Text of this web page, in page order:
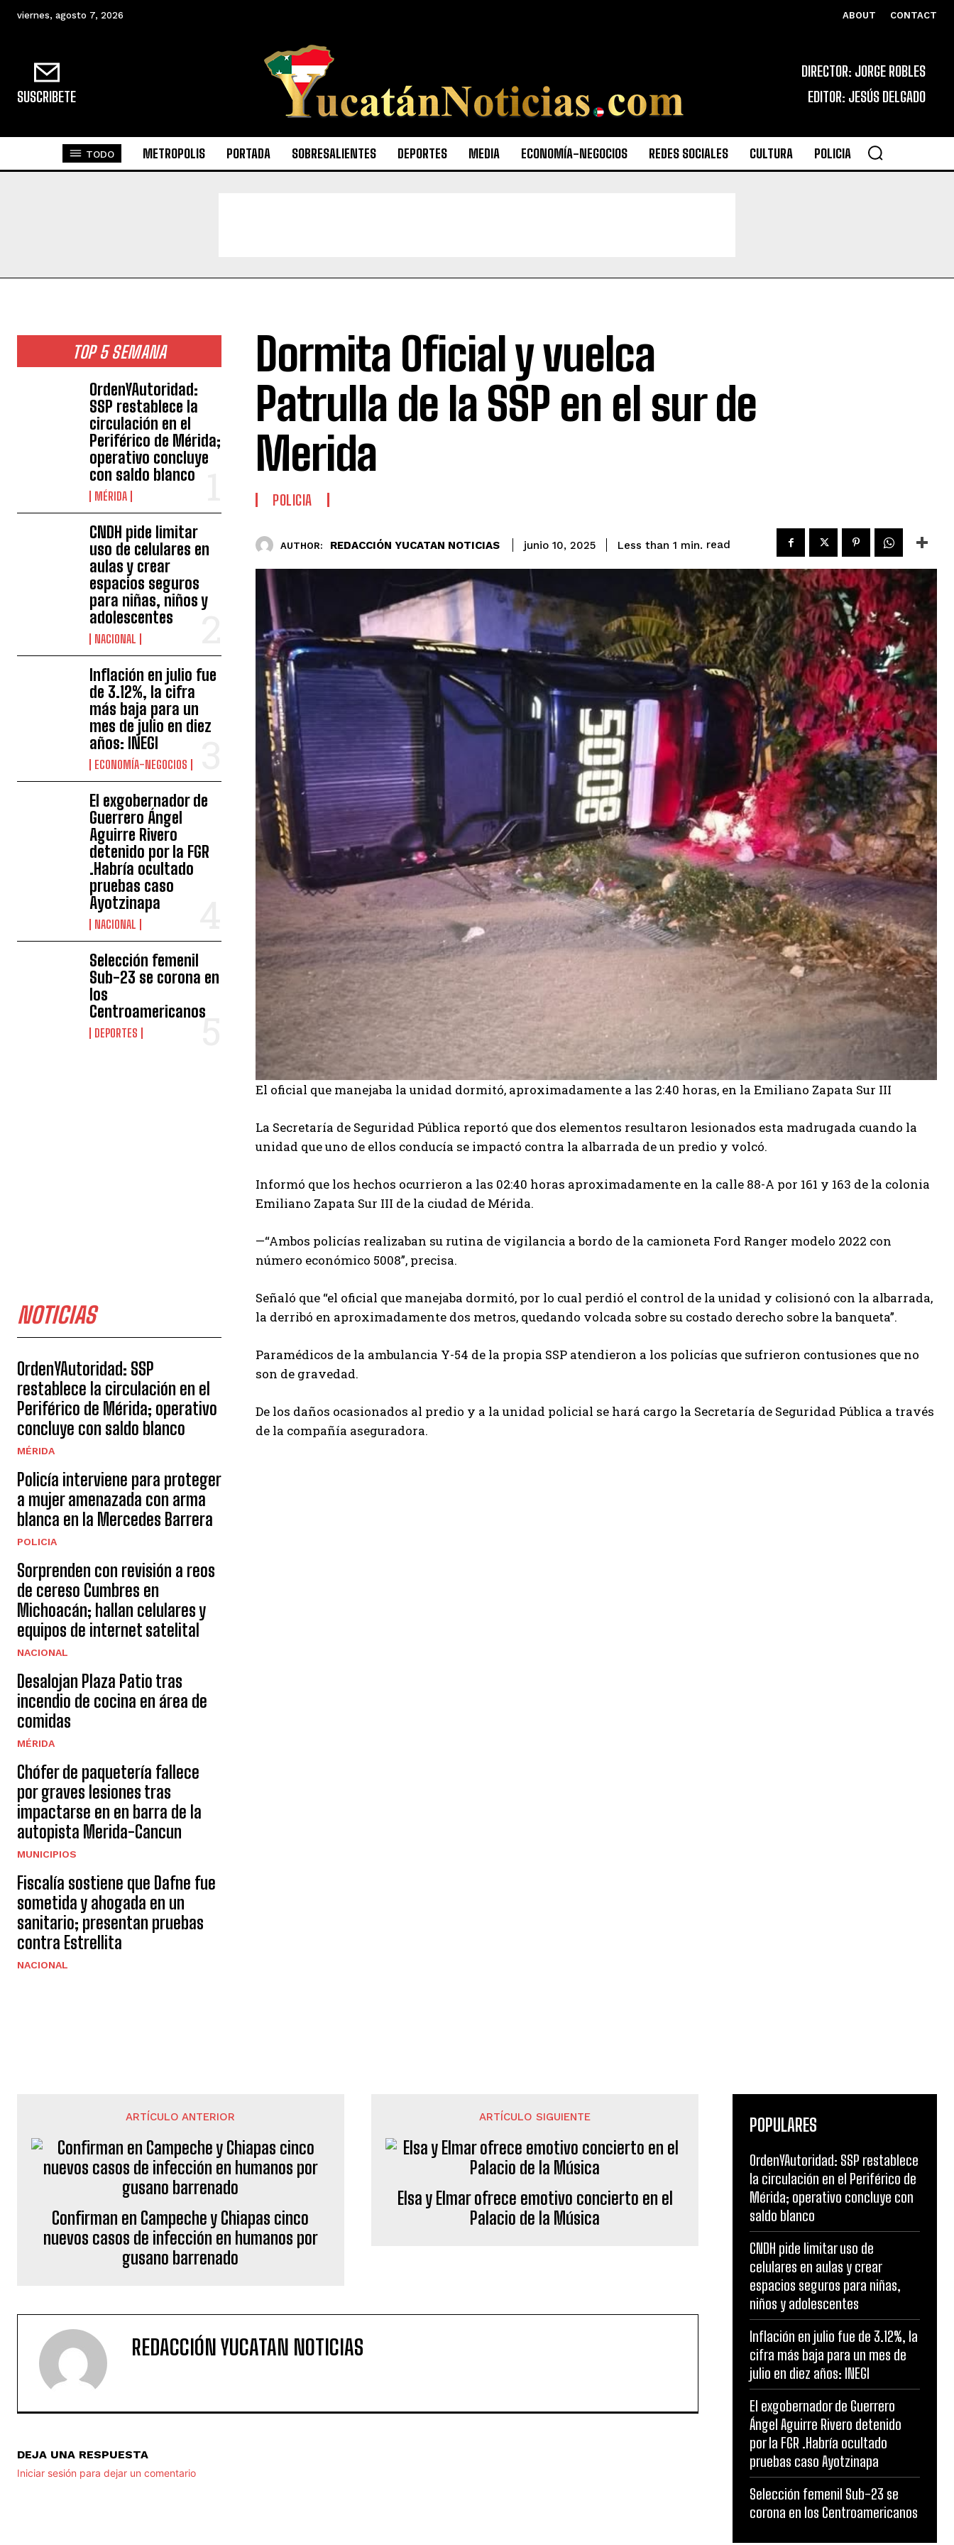
viernes, agosto 7, 2026 ABOUT CONTACT
SUSCRIBETE
DIRECTOR: JORGE ROBLES
EDITOR: JESÚS DELGADO
TODO METROPOLIS PORTADA SOBRESALIENTES DEPORTES MEDIA ECONOMÍA-NEGOCIOS REDES SOCIALES CULTURA POLICIA
TOP 5 SEMANA
OrdenYAutoridad:
SSP restablece la
circulación en el
Periférico de Mérida;
operativo concluye
con saldo blanco
MÉRIDA
CNDH pide limitar
uso de celulares en
aulas y crear
espacios seguros
para niñas, niños y
adolescentes
NACIONAL
Inflación en julio fue
de 3.12%, la cifra
más baja para un
mes de julio en diez
años: INEGI
ECONOMÍA-NEGOCIOS
El exgobernador de
Guerrero Ángel
Aguirre Rivero
detenido por la FGR
.Habría ocultado
pruebas caso
Ayotzinapa
NACIONAL
Selección femenil
Sub-23 se corona en
los
Centroamericanos
DEPORTES
NOTICIAS
OrdenYAutoridad: SSP
restablece la circulación en el
Periférico de Mérida; operativo
concluye con saldo blanco
MÉRIDA
Policía interviene para proteger
a mujer amenazada con arma
blanca en la Mercedes Barrera
POLICIA
Sorprenden con revisión a reos
de cereso Cumbres en
Michoacán; hallan celulares y
equipos de internet satelital
NACIONAL
Desalojan Plaza Patio tras
incendio de cocina en área de
comidas
MÉRIDA
Chófer de paquetería fallece
por graves lesiones tras
impactarse en en barra de la
autopista Merida-Cancun
MUNICIPIOS
Fiscalía sostiene que Dafne fue
sometida y ahogada en un
sanitario; presentan pruebas
contra Estrellita
NACIONAL
Dormita Oficial y vuelca
Patrulla de la SSP en el sur de
Merida
POLICIA
AUTHOR: REDACCIÓN YUCATAN NOTICIAS junio 10, 2025 Less than 1 min. read
El oficial que manejaba la unidad dormitó, aproximadamente a las 2:40 horas, en la Emiliano Zapata Sur III
La Secretaría de Seguridad Pública reportó que dos elementos resultaron lesionados esta madrugada cuando la
unidad que uno de ellos conducía se impactó contra la albarrada de un predio y volcó.
Informó que los hechos ocurrieron a las 02:40 horas aproximadamente en la calle 88-A por 161 y 163 de la colonia
Emiliano Zapata Sur III de la ciudad de Mérida.
—“Ambos policías realizaban su rutina de vigilancia a bordo de la camioneta Ford Ranger modelo 2022 con
número económico 5008”, precisa.
Señaló que “el oficial que manejaba dormitó, por lo cual perdió el control de la unidad y colisionó con la albarrada,
la derribó en aproximadamente dos metros, quedando volcada sobre su costado derecho sobre la banqueta”.
Paramédicos de la ambulancia Y-54 de la propia SSP atendieron a los policías que sufrieron contusiones que no
son de gravedad.
De los daños ocasionados al predio y a la unidad policial se hará cargo la Secretaría de Seguridad Pública a través
de la compañía aseguradora.
ARTÍCULO ANTERIOR
Confirman en Campeche y Chiapas cinco
nuevos casos de infección en humanos por
gusano barrenado
ARTÍCULO SIGUIENTE
Elsa y Elmar ofrece emotivo concierto en el
Palacio de la Música
REDACCIÓN YUCATAN NOTICIAS
DEJA UNA RESPUESTA
Iniciar sesión para dejar un comentario
POPULARES
OrdenYAutoridad: SSP restablece
la circulación en el Periférico de
Mérida; operativo concluye con
saldo blanco
CNDH pide limitar uso de
celulares en aulas y crear
espacios seguros para niñas,
niños y adolescentes
Inflación en julio fue de 3.12%, la
cifra más baja para un mes de
julio en diez años: INEGI
El exgobernador de Guerrero
Ángel Aguirre Rivero detenido
por la FGR .Habría ocultado
pruebas caso Ayotzinapa
Selección femenil Sub-23 se
corona en los Centroamericanos